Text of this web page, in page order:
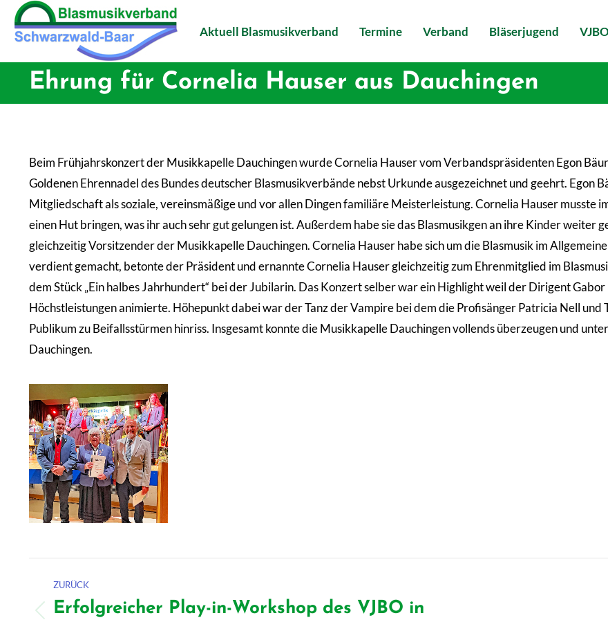
Aktuell Blasmusikverband Termine Verband Bläserjugend VJBO
Ehrung für Cornelia Hauser aus Dauchingen
Beim Frühjahrskonzert der Musikkapelle Dauchingen wurde Cornelia Hauser vom Verbandspräsidenten Egon
Goldenen Ehrennadel des Bundes deutscher Blasmusikverbände nebst Urkunde ausgezeichnet und geehrt. Egon
Mitgliedschaft als soziale, vereinsmäßige und vor allen Dingen familiäre Meisterleistung. Cornelia Hauser musste
einen Hut bringen, was ihr auch sehr gut gelungen ist. Außerdem habe sie das Blasmusikgen an ihre Kinder weiter
gleichzeitig Vorsitzender der Musikkapelle Dauchingen. Cornelia Hauser habe sich um die Blasmusik im
verdient gemacht, betonte der Präsident und ernannte Cornelia Hauser gleichzeitig zum Ehrenmitglied im
dem Stück „Ein halbes Jahrhundert“ bei der Jubilarin. Das Konzert selber war ein Highlight weil der Dirigent
Höchstleistungen animierte. Höhepunkt dabei war der Tanz der Vampire bei dem die Profisänger Patricia Nell
Publikum zu Beifallsstürmen hinriss. Insgesamt konnte die Musikkapelle Dauchingen vollends überzeugen und
Dauchingen.
Kommentarnavigation
ZURÜCK
Erfolgreicher Play-in-Workshop des VJBO in